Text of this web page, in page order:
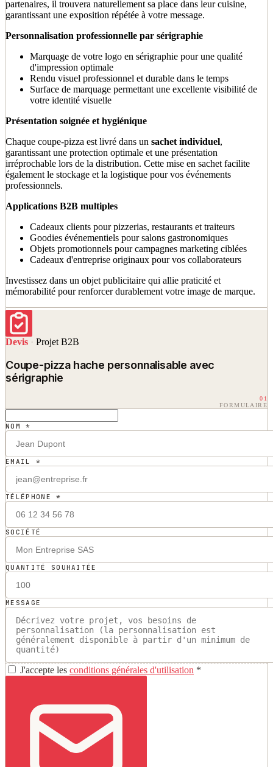
partenaires, il trouvera naturellement sa place dans leur cuisine,
garantissant une exposition répétée à votre message.
Personnalisation professionnelle par sérigraphie
Marquage de votre logo en sérigraphie pour une qualité
d'impression optimale
Rendu visuel professionnel et durable dans le temps
Surface de marquage permettant une excellente visibilité de
votre identité visuelle
Présentation soignée et hygiénique
Chaque coupe-pizza est livré dans un sachet individuel,
garantissant une protection optimale et une présentation
irréprochable lors de la distribution. Cette mise en sachet facilite
également le stockage et la logistique pour vos événements
professionnels.
Applications B2B multiples
Cadeaux clients pour pizzerias, restaurants et traiteurs
Goodies événementiels pour salons gastronomiques
Objets promotionnels pour campagnes marketing ciblées
Cadeaux d'entreprise originaux pour vos collaborateurs
Investissez dans un objet publicitaire qui allie praticité et
mémorabilité pour renforcer durablement votre image de marque.
Devis · Projet B2B
Coupe-pizza hache personnalisable avec
sérigraphie
01
FORMULAIRE
NOM *
EMAIL *
TÉLÉPHONE *
SOCIÉTÉ
QUANTITÉ SOUHAITÉE
MESSAGE
J'accepte les conditions générales d'utilisation *